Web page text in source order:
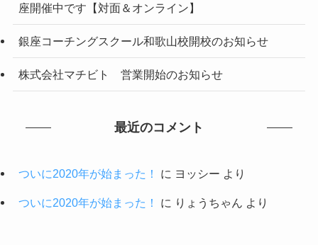
座開催中です【対面＆オンライン】
銀座コーチングスクール和歌山校開校のお知らせ
株式会社マチビト 営業開始のお知らせ
最近のコメント
ついに2020年が始まった！ に ヨッシー より
ついに2020年が始まった！ に りょうちゃん より